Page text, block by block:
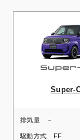
Super-
排気量 －
駆動方式 FF